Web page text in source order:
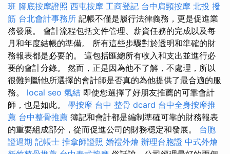
班 腳底按摩證照 西屯按摩 工商登記 台中肩頸按摩 北投 撥
筋 台北會計事務所 記帳不僅是履行法律義務，更是促進業
務發展。 會計流程包括文件管理、薪資任務的完成以及每
月和年度結帳的準備。 所有這些步驟對於透明和準確的財
務報表都是必要的。 這包括匯總所有收入和支出並進行必
要的會計分錄。 然而，正是因為他不了解，不處理，所以
很難判斷他所選擇的會計師是否真的為他提供了最合適的服
務。 local seo 氣結 即使您選擇了好朋友推薦的可靠會計
師，也是如此。 學按摩 台中 整骨 dcard 台中全身按摩推
薦 台中整骨推薦 簿記和會計都是編制準確可靠的財務報表
的重要組成部分，從而促進公司的財務穩定和發展。 台胞
證過期 記帳士 推拿師證照 婚禮外燴 辦理台胞證 中式外燴